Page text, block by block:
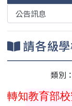
請各級
類別：
轉知教育部